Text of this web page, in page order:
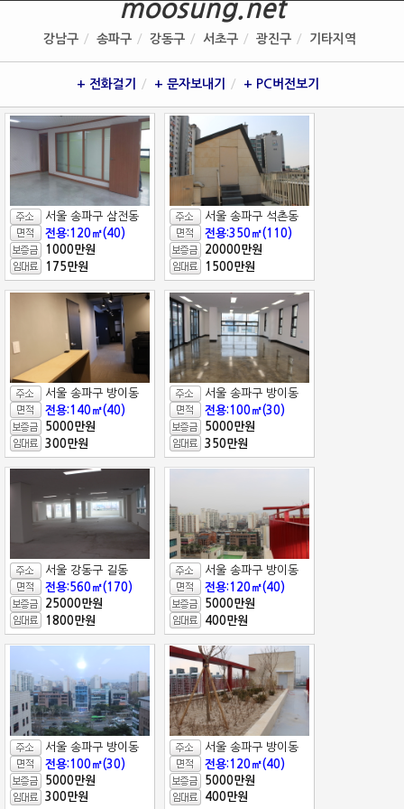
moosung.net
강남구 송파구 강동구 서초구 광진구 기타지역
+ 전화걸기 + 문자보내기 + PC버전보기
서울 송파구 삼전동
전용:120㎡(40)
1000만원
175만원
서울 송파구 석촌동
전용:350㎡(110)
20000만원
1500만원
서울 송파구 방이동
전용:140㎡(40)
5000만원
300만원
서울 송파구 방이동
전용:100㎡(30)
5000만원
350만원
서울 강동구 길동
전용:560㎡(170)
25000만원
1800만원
서울 송파구 방이동
전용:120㎡(40)
5000만원
400만원
서울 송파구 방이동
전용:100㎡(30)
5000만원
300만원
서울 송파구 방이동
전용:120㎡(40)
5000만원
400만원